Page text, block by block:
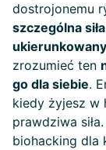
dostrojonemu
szczególna siła
zrozumieć ten
go dla siebie.
kiedy żyjesz w
prawdziwa
biohacking dla